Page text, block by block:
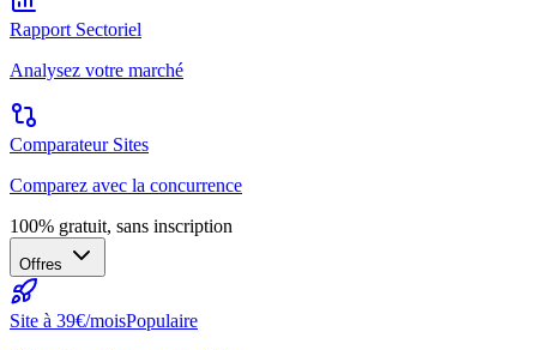
Rapport Sectoriel
Analysez votre marché
Comparateur Sites
Comparez avec la concurrence
100% gratuit, sans inscription
Offres
Site à 39€/moisPopulaire